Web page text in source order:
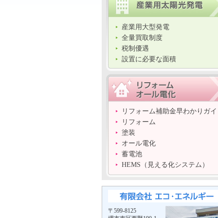
産業用大型発電
全量買取制度
税制優遇
設置に必要な面積
リフォーム補助金早わかりガ
リフォーム
塗装
オール電化
蓄電池
HEMS（見える化システム）
〒599-8125